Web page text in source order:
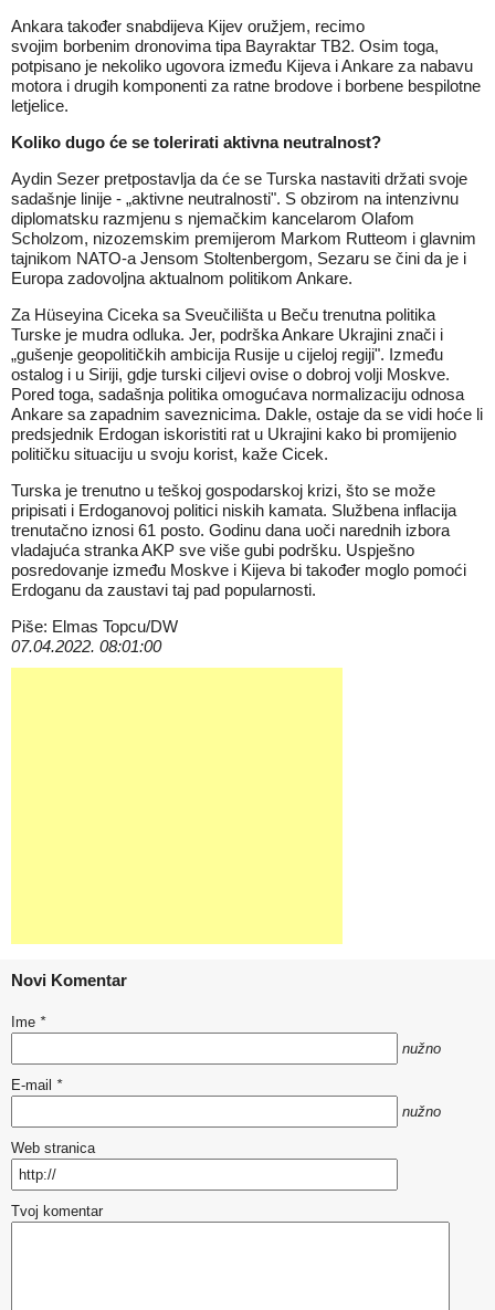
Ankara također snabdijeva Kijev oružjem, recimo
svojim borbenim dronovima tipa Bayraktar TB2. Osim toga,
potpisano je nekoliko ugovora između Kijeva i Ankare za nabavu
motora i drugih komponenti za ratne brodove i borbene bespilotne
letjelice.
Koliko dugo će se tolerirati aktivna neutralnost?
Aydin Sezer pretpostavlja da će se Turska nastaviti držati svoje
sadašnje linije - „aktivne neutralnosti". S obzirom na intenzivnu
diplomatsku razmjenu s njemačkim kancelarom Olafom
Scholzom, nizozemskim premijerom Markom Rutteom i glavnim
tajnikom NATO-a Jensom Stoltenbergom, Sezaru se čini da je i
Europa zadovoljna aktualnom politikom Ankare.
Za Hüseyina Ciceka sa Sveučilišta u Beču trenutna politika
Turske je mudra odluka. Jer, podrška Ankare Ukrajini znači i
„gušenje geopolitičkih ambicija Rusije u cijeloj regiji". Između
ostalog i u Siriji, gdje turski ciljevi ovise o dobroj volji Moskve.
Pored toga, sadašnja politika omogućava normalizaciju odnosa
Ankare sa zapadnim saveznicima. Dakle, ostaje da se vidi hoće li
predsjednik Erdogan iskoristiti rat u Ukrajini kako bi promijenio
političku situaciju u svoju korist, kaže Cicek.
Turska je trenutno u teškoj gospodarskoj krizi, što se može
pripisati i Erdoganovoj politici niskih kamata. Službena inflacija
trenutačno iznosi 61 posto. Godinu dana uoči narednih izbora
vladajuća stranka AKP sve više gubi podršku. Uspješno
posredovanje između Moskve i Kijeva bi također moglo pomoći
Erdoganu da zaustavi taj pad popularnosti.
Piše: Elmas Topcu/DW
07.04.2022. 08:01:00
Novi Komentar
Ime *
nužno
E-mail *
nužno
Web stranica
Tvoj komentar